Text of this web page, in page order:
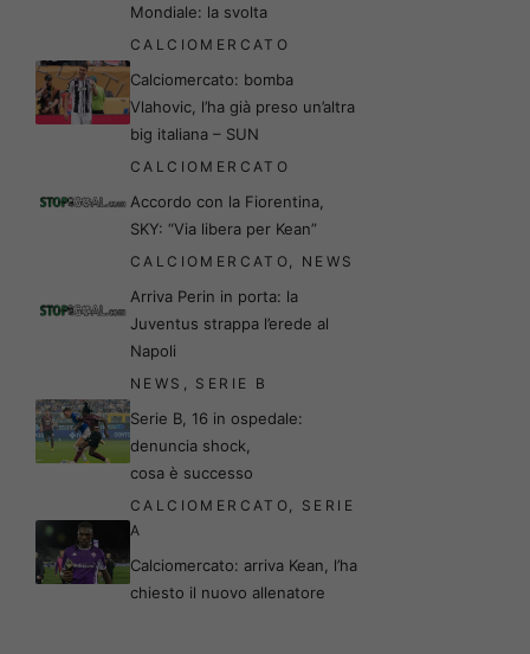
Mondiale: la svolta
CALCIOMERCATO
Calciomercato: bomba
Vlahovic, l’ha già preso un’altra
big italiana – SUN
CALCIOMERCATO
Accordo con la Fiorentina,
SKY: “Via libera per Kean”
CALCIOMERCATO NEWS
Arriva Perin in porta: la
Juventus strappa l’erede al
Napoli
NEWS SERIE B
Serie B, 16 in ospedale:
denuncia shock,
cosa è successo
CALCIOMERCATO
SERIE
A
Calciomercato: arriva Kean, l’ha
chiesto il nuovo allenatore